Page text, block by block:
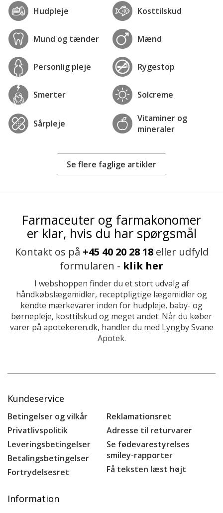
Hudpleje Kosttilskud
Mund og tænder Mænd
Personlig pleje Rygestop
Smerter Solcreme
Sårpleje
Vitaminer og
mineraler
Se flere faglige artikler
Farmaceuter og farmakonomer
er klar, hvis du har spørgsmål
Kontakt os på +45 40 20 28 18eller udfyld
formularen - klik her
I webshoppen finder du et stort udvalg af
håndkøbslægemidler, receptpligtige lægemidler og
kendte mærkevarer inden for hudpleje, baby- og
børnepleje, kosttilskud og meget andet. Når du køber
varer på apotekeren.dk, handler du med Lyngby Svane
Apotek.
Kundeservice
Betingelser og vilkår
Privatlivspolitik
Leveringsbetingelser
Betalingsbetingelser
Fortrydelsesret
Reklamationsret
Adresse til returvarer
Se fødevarestyrelses
smiley-rapporter
Få teksten læst højt
Information